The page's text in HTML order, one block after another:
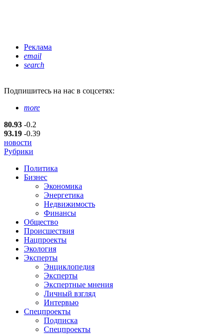
Реклама
email
search
Подпишитесь на нас в соцсетях:
more
80.93 -0.2
93.19 -0.39
новости
Рубрики
Политика
Бизнес
Экономика
Энергетика
Недвижимость
Финансы
Общество
Происшествия
Нацпроекты
Экология
Эксперты
Энциклопедия
Эксперты
Экспертные мнения
Личный взгляд
Интервью
Спецпроекты
Подписка
Спецпроекты